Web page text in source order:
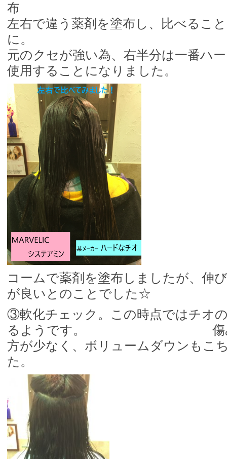
左右で違う薬剤を塗布し、比べること
に。
元のクセが強い為、右半分は一番ハ
使用することになりました。
コームで薬剤を塗布しましたが、伸
が良いとのことでした☆
③軟化チェック。この時点ではチオ
るようです。 傷みはシ
方が少なく、ボリュームダウンもこ
た。